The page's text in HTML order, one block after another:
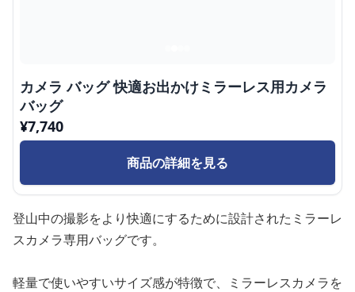
カメラ バッグ 快適お出かけミラーレス用カメラ
バッグ
¥7,740
商品の詳細を見る
登山中の撮影をより快適にするために設計されたミラーレ
スカメラ専用バッグです。
軽量で使いやすいサイズ感が特徴で、ミラーレスカメラを